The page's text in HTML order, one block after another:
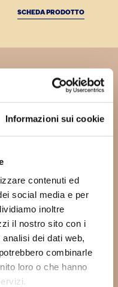
Informazioni sui cookie
contenuti ed
social media e per
inoltre
il nostro sito con i
dei dati web,
combinarle
loro o che hanno
SCHEDA PRODOTTO
VARIEGATO CACAO